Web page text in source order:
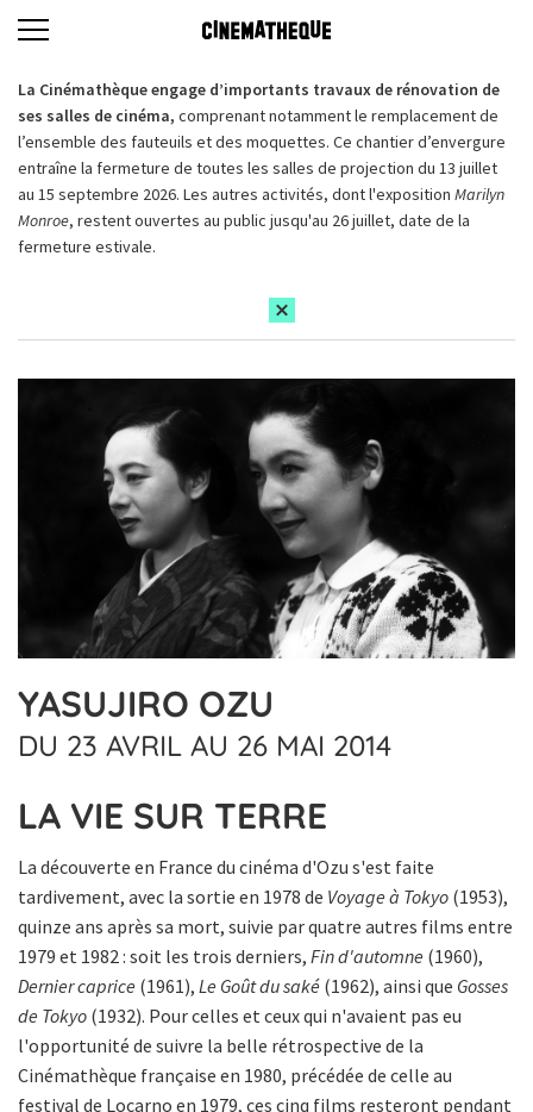
La Cinémathèque engage d’importants travaux de rénovation de
ses salles de cinéma, comprenant notamment le remplacement de
l’ensemble des fauteuils et des moquettes. Ce chantier d’envergure
entraîne la fermeture de toutes les salles de projection du 13 juillet
au 15 septembre 2026. Les autres activités, dont l'exposition Marilyn
Monroe, restent ouvertes au public jusqu'au 26 juillet, date de la
fermeture estivale.
YASUJIRO OZU
DU 23 AVRIL AU 26 MAI 2014
LA VIE SUR TERRE
La découverte en France du cinéma d'Ozu s'est faite
tardivement, avec la sortie en 1978 de Voyage à Tokyo (1953),
quinze ans après sa mort, suivie par quatre autres films entre
1979 et 1982 : soit les trois derniers, Fin d'automne (1960),
Dernier caprice (1961), Le Goût du saké (1962), ainsi que Gosses
de Tokyo (1932). Pour celles et ceux qui n'avaient pas eu
l'opportunité de suivre la belle rétrospective de la
Cinémathèque française en 1980, précédée de celle au
festival de Locarno en 1979, ces cinq films resteront pendant